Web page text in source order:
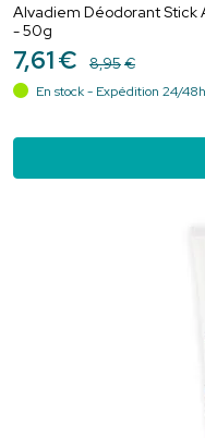
Alvadiem Déodorant Stick
- 50g
7,61€ 8,95€
En stock - Expédition 24/48h